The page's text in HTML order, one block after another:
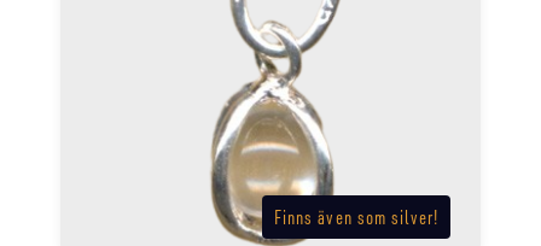
Finns även som silver!